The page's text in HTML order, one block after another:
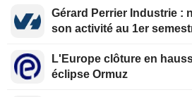
Gérard Perrier Industrie :
son activité au 1er
L'Europe clôture en
éclipse Ormuz